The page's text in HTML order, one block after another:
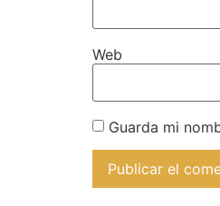
Web
Guarda mi